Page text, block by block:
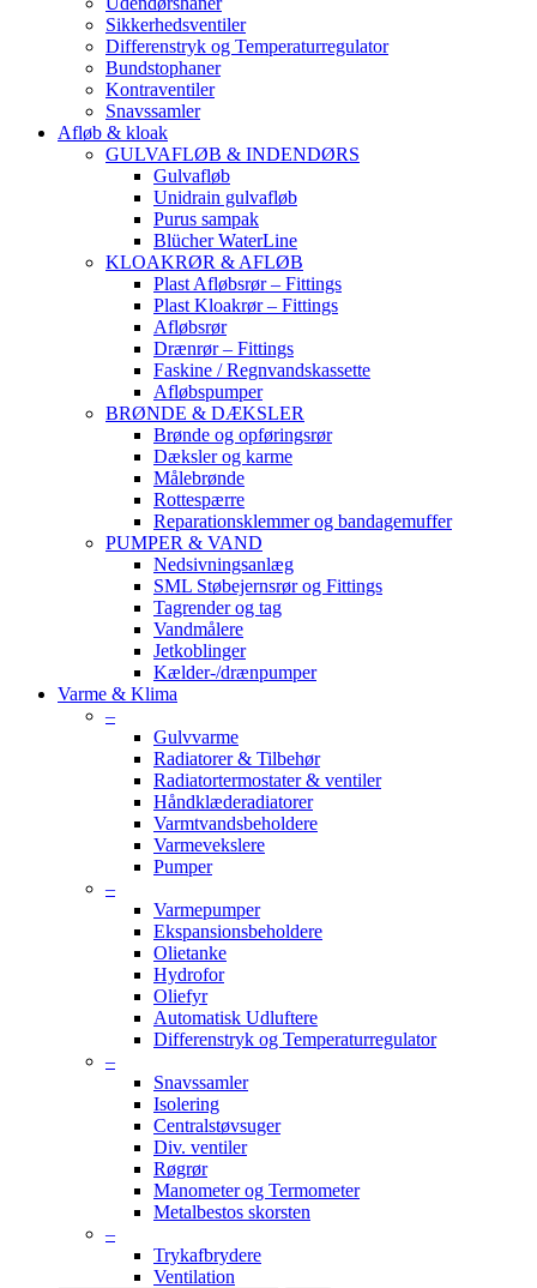
Sikkerhedsventiler
Differenstryk og Temperaturregulator
Bundstophaner
Kontraventiler
Snavssamler
Afløb & kloak
GULVAFLØB & INDENDØRS
Gulvafløb
Unidrain gulvafløb
Purus sampak
Blücher WaterLine
KLOAKRØR & AFLØB
Plast Afløbsrør – Fittings
Plast Kloakrør – Fittings
Afløbsrør
Drænrør – Fittings
Faskine / Regnvandskassette
Afløbspumper
BRØNDE & DÆKSLER
Brønde og opføringsrør
Dæksler og karme
Målebrønde
Rottespærre
Reparationsklemmer og bandagemuffer
PUMPER & VAND
Nedsivningsanlæg
SML Støbejernsrør og Fittings
Tagrender og tag
Vandmålere
Jetkoblinger
Kælder-/drænpumper
Varme & Klima
–
Gulvvarme
Radiatorer & Tilbehør
Radiatortermostater & ventiler
Håndklæderadiatorer
Varmtvandsbeholdere
Varmevekslere
Pumper
–
Varmepumper
Ekspansionsbeholdere
Olietanke
Hydrofor
Oliefyr
Automatisk Udluftere
Differenstryk og Temperaturregulator
–
Snavssamler
Isolering
Centralstøvsuger
Div. ventiler
Røgrør
Manometer og Termometer
Metalbestos skorsten
–
Trykafbrydere
Ventilation